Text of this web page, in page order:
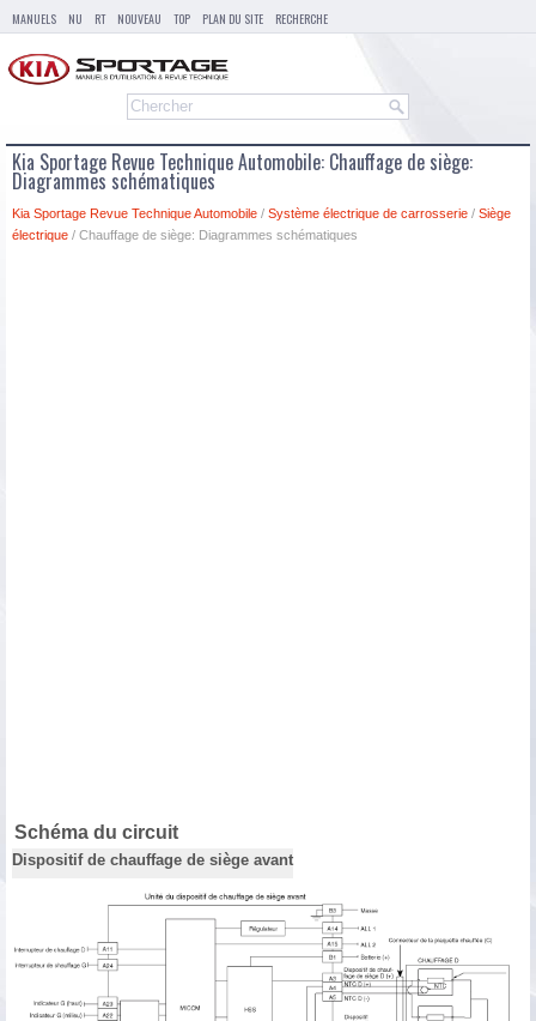
MANUELS NU RT NOUVEAU TOP PLAN DU SITE RECHERCHE
Kia Sportage Revue Technique Automobile: Chauffage de siège:
Diagrammes schématiques
Kia Sportage Revue Technique Automobile / Système électrique de carrosserie / Siège
électrique / Chauffage de siège: Diagrammes schématiques
Schéma du circuit
Dispositif de chauffage de siège avant